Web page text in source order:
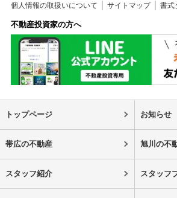
個人情報の取扱いについて
サイトマップ 書式
不動産投資家の方へ
トップページ お知らせ
帯広の不動産 旭川の不
スタッフ紹介 スタッフ